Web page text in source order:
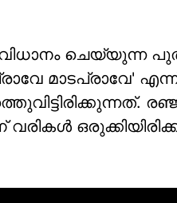
ചെയ്യുന്ന
മാടപ്രാവേ'
വരികൾ